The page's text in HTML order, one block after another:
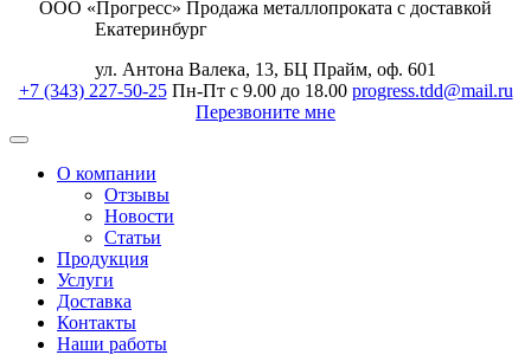
ООО «Прогресс» Продажа металлопроката с доставкой
Екатеринбург
ул. Антона Валека, 13, БЦ Прайм, оф. 601
+7 (343) 227-50-25 Пн-Пт с 9.00 до 18.00 progress.tdd@mail.ru
Перезвоните мне
О компании
Отзывы
Новости
Статьи
Продукция
Услуги
Доставка
Контакты
Наши работы